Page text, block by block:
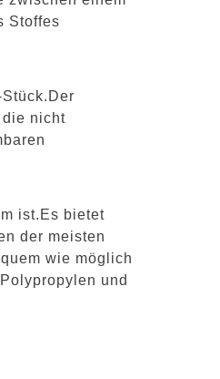
Stoffes
die nicht
ist.Es bietet
der meisten
wie möglich
und